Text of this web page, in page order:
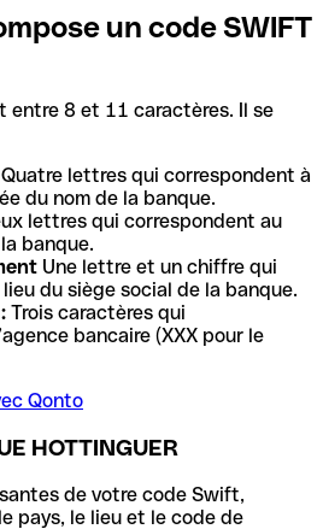
un code SWIFT
entre 8 et 11 caractères. Il se
Quatre lettres qui correspondent à
du nom de la banque.
lettres qui correspondent au
banque.
Une lettre et un chiffre qui
du siège social de la banque.
Trois caractères qui
bancaire (XXX pour le
Qonto
HOTTINGUER
de votre code Swift,
pays, le lieu et le code de